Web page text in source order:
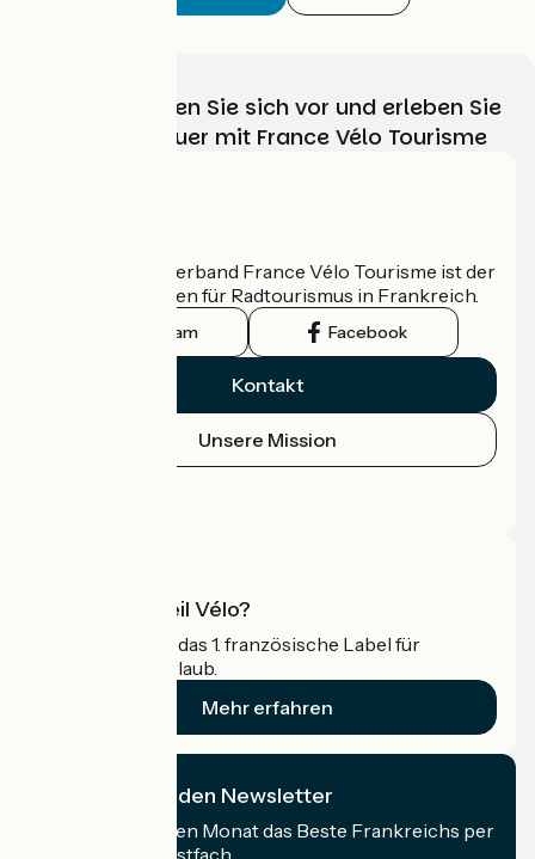
Wählen, bereiten Sie sich vor und erleben Sie
Ihr Radabenteuer mit France Vélo Tourisme
Der nationale Verband France Vélo Tourisme ist der
offizielle Leitfaden für Radtourismus in Frankreich.
Instagram Facebook
Kontakt
Unsere Mission
Was ist Accueil Vélo?
Accueil Vélo ist das 1. französische Label für
Radfahrer im Urlaub.
Mehr erfahren
Ich abonniere den Newsletter
Erhalten Sie jeden Monat das Beste Frankreichs per